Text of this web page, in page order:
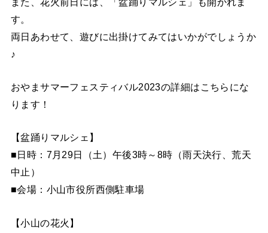
す。
両日あわせて、遊びに出掛けてみてはいかがでしょうか
♪
おやまサマーフェスティバル2023の詳細はこちらにな
ります！
【盆踊りマルシェ】
■日時：7月29日（土）午後3時～8時（雨天決行、荒天
中止）
■会場：小山市役所西側駐車場
【小山の花火】